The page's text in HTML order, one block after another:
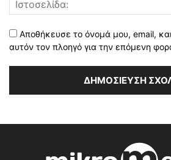
Αποθήκευσε το όνομά μου, email,
αυτόν τον πλοηγό για την επόμενη